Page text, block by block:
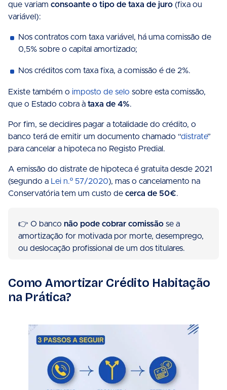
que variam consoante o tipo de taxa de juro (fixa ou
variável):
Nos contratos com taxa variável, há uma comissão de
0,5% sobre o capital amortizado;
Nos créditos com taxa fixa, a comissão é de 2%.
Existe também o imposto de selo sobre esta comissão,
que o Estado cobra à taxa de 4%.
Por fim, se decidires pagar a totalidade do crédito, o
banco terá de emitir um documento chamado “distrate”
para cancelar a hipoteca no Registo Predial.
A emissão do distrate de hipoteca é gratuita desde 2021
(segundo a Lei n.º 57/2020), mas o cancelamento na
Conservatória tem um custo de cerca de 50€.
👉 O banco não pode cobrar comissão se a
amortização for motivada por morte, desemprego,
ou deslocação profissional de um dos titulares.
Como Amortizar Crédito Habitação
na Prática?